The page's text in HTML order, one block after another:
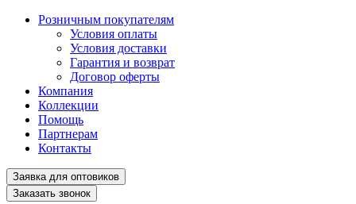
Розничным покупателям
Условия оплаты
Условия доставки
Гарантия и возврат
Договор оферты
Компания
Коллекции
Помощь
Партнерам
Контакты
Заявка для оптовиков
Заказать звонок